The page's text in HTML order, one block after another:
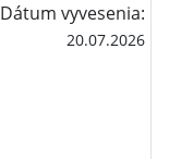
Dátum vyvesenia:
20.07.2026